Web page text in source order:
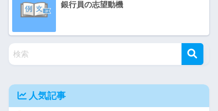
銀行員の志望動機
人気記事